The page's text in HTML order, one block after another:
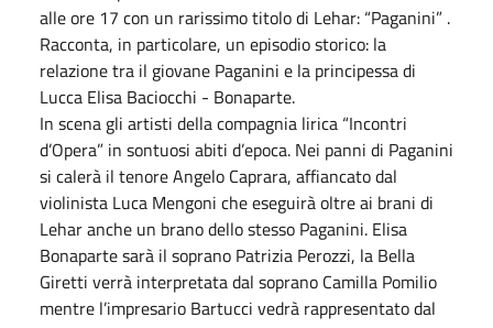
alle ore 17 con un rarissimo titolo di Lehar: “Paganini” .
Racconta, in particolare, un episodio storico: la
relazione tra il giovane Paganini e la principessa di
Lucca Elisa Baciocchi - Bonaparte.
In scena gli artisti della compagnia lirica “Incontri
d’Opera” in sontuosi abiti d’epoca. Nei panni di Paganini
si calerà il tenore Angelo Caprara, affiancato dal
violinista Luca Mengoni che eseguirà oltre ai brani di
Lehar anche un brano dello stesso Paganini. Elisa
Bonaparte sarà il soprano Patrizia Perozzi, la Bella
Giretti verrà interpretata dal soprano Camilla Pomilio
mentre l’impresario Bartucci vedrà rappresentato dal